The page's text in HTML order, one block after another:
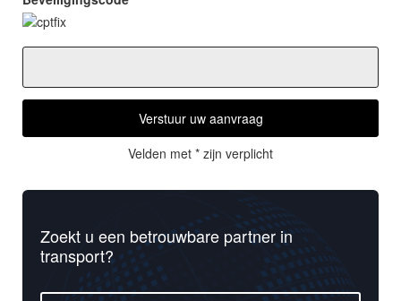
Verstuur uw aanvraag
Velden met * zijn verplicht
Zoekt u een betrouwbare partner in
transport?